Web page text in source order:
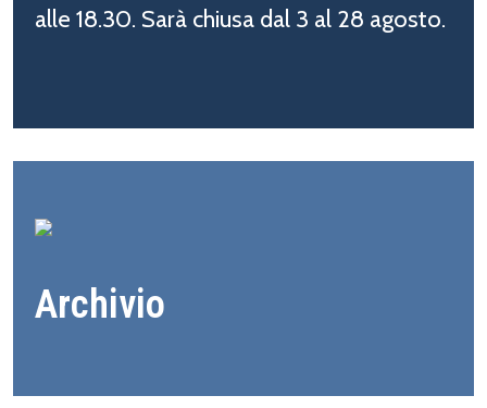
alle 18.30. Sarà chiusa dal 3 al 28 agosto.
Archivio